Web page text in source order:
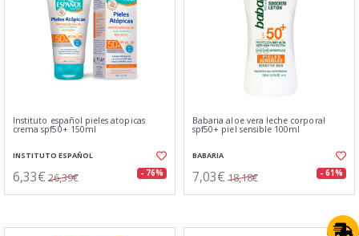
Instituto español pieles atopicas
crema spf50+ 150ml
INSTITUTO ESPAÑOL
6,33€ 26,39€ - 76%
Babaria aloe vera leche corporal
spf50+ piel sensible 100ml
BABARIA
7,03€ 18,18€ - 61%